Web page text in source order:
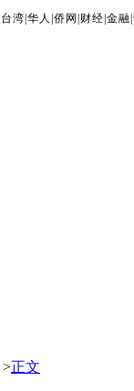
台湾 |华人 |侨网 财经 |金融 |
>正文